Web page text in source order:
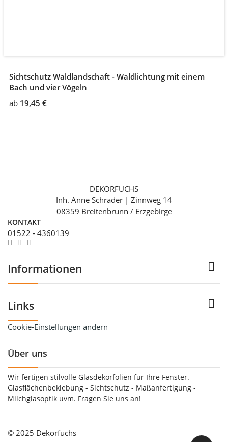
Sichtschutz Waldlandschaft - Waldlichtung mit einem
Bach und vier Vögeln
ab 19,45 €
DEKORFUCHS
Inh. Anne Schrader | Zinnweg 14
08359 Breitenbrunn / Erzgebirge
KONTAKT
01522 - 4360139
Informationen 
Links 
Cookie-Einstellungen ändern
Über uns
Wir fertigen stilvolle Glasdekorfolien für Ihre Fenster.
Glasflächenbeklebung - Sichtschutz - Maßanfertigung -
Milchglasoptik uvm. Fragen Sie uns an!
© 2025 Dekorfuchs